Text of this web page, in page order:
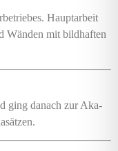
Haupt­arbeit
Wänden mit bild­haften
ging danach zur Aka­